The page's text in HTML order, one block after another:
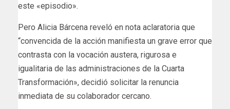
este «episodio».
Pero Alicia Bárcena reveló en nota aclaratoria que
“convencida de la acción manifiesta un grave error que
contrasta con la vocación austera, rigurosa e
igualitaria de las administraciones de la Cuarta
Transformación», decidió solicitar la renuncia
inmediata de su colaborador cercano.